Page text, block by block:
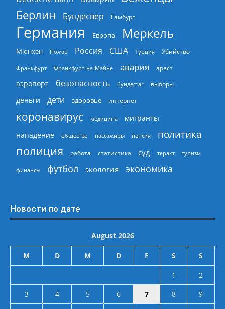
Берлин
Бундесвер Гамбург
Германия Европа Меркель
Мюнхен Пожар Россия США Турция Убийство
Франкфурт Франкфурт-на-Майне авария арест
аэропорт безопасность бундестаг выборы
деньги дети здоровье интернет
коронавирус медицина
мигранты
нападение
общество пассажиры пенсия политика
полиция работа статистика суд теракт туризм
финансы футбол экология экономика
Новости по дате
August 2026
M D M D F S S
1
2
3
4 5 6 7 8
9